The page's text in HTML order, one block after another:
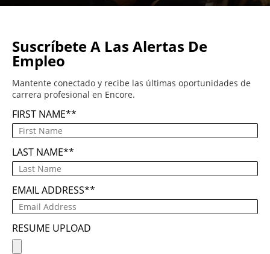
Suscríbete A Las Alertas De
Empleo
Mantente conectado y recibe las últimas oportunidades de
carrera profesional en Encore.
FIRST NAME*
LAST NAME*
EMAIL ADDRESS*
RESUME UPLOAD